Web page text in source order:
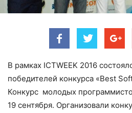
В рамках ICTWEEK 2016
победителей конкурса «Best
Конкурс молодых
19 сентября. Организовали